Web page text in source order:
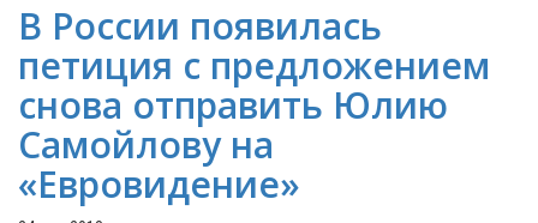
В России появилась
петиция с предложением
снова отправить Юлию
Самойлову на
«Евровидение»